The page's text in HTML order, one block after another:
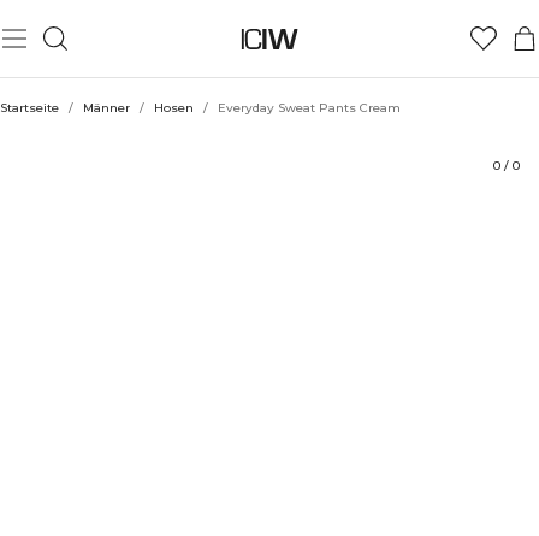
Startseite / Männer / Hosen / Everyday Sweat Pants Cream
0 / 0